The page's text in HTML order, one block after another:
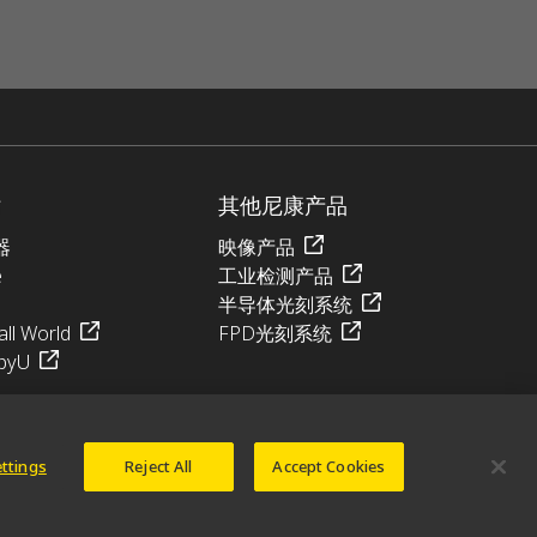
World
其他尼康产品
映像产品
工业检测产品
半导体光刻系统
FPD光刻系统
© 2026 尼康精机（上海）有限公司
Reject All Accept Cookies